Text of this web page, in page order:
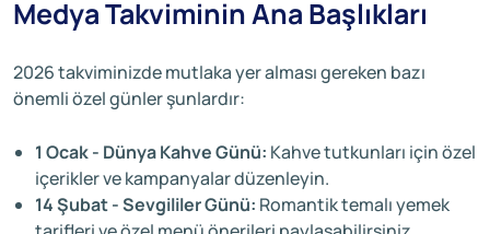
Medya Takviminin Ana Başlıkları
2026 takviminizde mutlaka yer alması gereken bazı
önemli özel günler şunlardır:
1 Ocak - Dünya Kahve Günü: Kahve tutkunları için özel
içerikler ve kampanyalar düzenleyin.
14 Şubat - Sevgililer Günü: Romantik temalı yemek